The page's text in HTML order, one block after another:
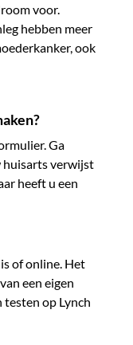
voor.
hebben meer
ook
Ga
huisarts verwijst
heeft u een
of online. Het
een eigen
testen op Lynch